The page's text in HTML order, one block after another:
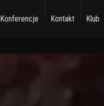
Konferencje Kontakt Klub